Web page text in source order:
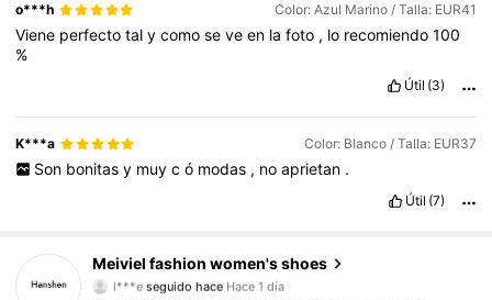
o***h Color: Azul Marino / Talla: EUR41
Viene perfectotalycomoseveen lafoto , lo recomiendo100
%
Útil (3)
K***a Color: Blanco / Talla: EUR37
Son bonitas y muy c ó modas , no aprietan .
Útil (7)
Meiviel fashion women's shoes
4,84 940 Seguidores
l***eseguido haceHace 1 día
4,84
940 Seguidores